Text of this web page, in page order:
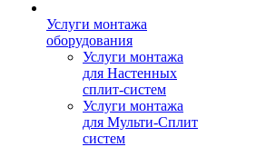
Услуги монтажа
оборудования
Услуги монтажа
для Настенных
сплит-систем
Услуги монтажа
для Мульти-Сплит
систем